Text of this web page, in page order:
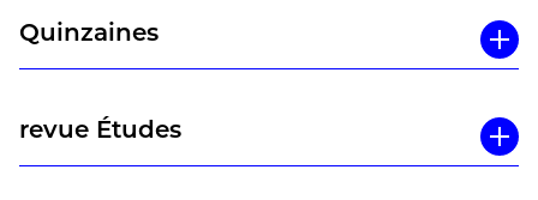
Quinzaines
revue Études